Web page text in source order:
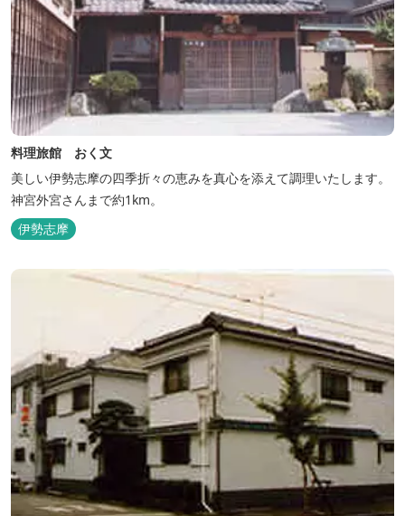
料理旅館 おく文
美しい伊勢志摩の四季折々の恵みを真心を添えて調理いたします。
神宮外宮さんまで約1km。
伊勢志摩